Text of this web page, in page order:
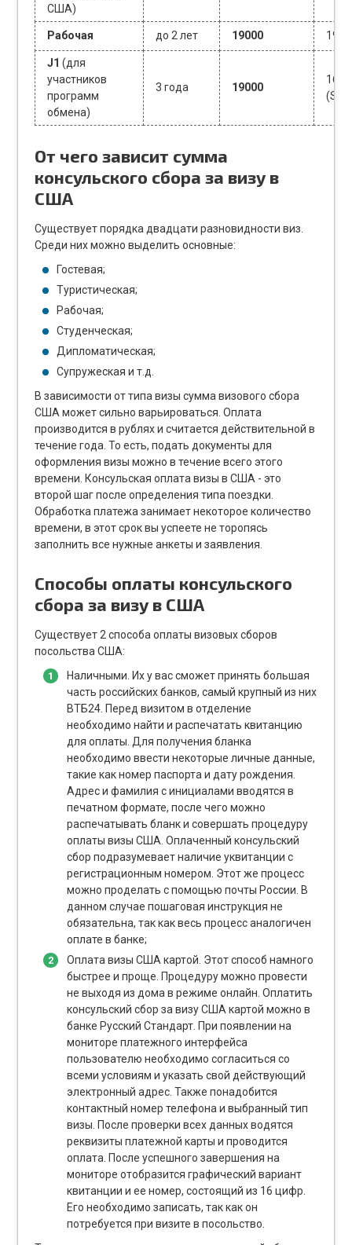
США)
Рабочая до 2 лет 19000 190$
J1 (для
участников
программ
обмена)
3 года 19000
160$
От чего зависит сумма
консульского сбора за визу в
США
Существует порядка двадцати разновидности виз.
Среди них можно выделить основные:
Гостевая;
Туристическая;
Рабочая;
Студенческая;
Дипломатическая;
Супружеская и т.д.
В зависимости от типа визы сумма визового сбора
США может сильно варьироваться. Оплата
производится в рублях и считается действительной в
течение года. То есть, подать документы для
оформления визы можно в течение всего этого
времени. Консульская оплата визы в США - это
второй шаг после определения типа поездки.
Обработка платежа занимает некоторое количество
времени, в этот срок вы успеете не торопясь
заполнить все нужные анкеты и заявления.
Способы оплаты консульского
сбора за визу в США
Существует 2 способа оплаты визовых сборов
посольства США:
Наличными. Их у вас сможет принять большая
часть российских банков, самый крупный из них
ВТБ24. Перед визитом в отделение
необходимо найти и распечатать квитанцию
для оплаты. Для получения бланка
необходимо ввести некоторые личные данные,
такие как номер паспорта и дату рождения.
Адрес и фамилия с инициалами вводятся в
печатном формате, после чего можно
распечатывать бланк и совершать процедуру
оплаты визы США. Оплаченный консульский
сбор подразумевает наличие уквитанции с
регистрационным номером. Этот же процесс
можно проделать с помощью почты России. В
данном случае пошаговая инструкция не
обязательна, так как весь процесс аналогичен
оплате в банке;
Оплата визы США картой. Этот способ намного
быстрее и проще. Процедуру можно провести
не выходя из дома в режиме онлайн. Оплатить
консульский сбор за визу США картой можно в
банке Русский Стандарт. При появлении на
мониторе платежного интерфейса
пользователю необходимо согласиться со
всеми условиям и указать свой действующий
электронный адрес. Также понадобится
контактный номер телефона и выбранный тип
визы. После проверки всех данных водятся
реквизиты платежной карты и проводится
оплата. После успешного завершения на
мониторе отобразится графический вариант
квитанции и ее номер, состоящий из 16 цифр.
Его необходимо записать, так как он
потребуется при визите в посольство.